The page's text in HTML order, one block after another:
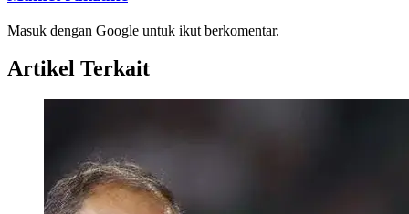
Masuk dengan Google untuk ikut berkomentar.
Artikel Terkait